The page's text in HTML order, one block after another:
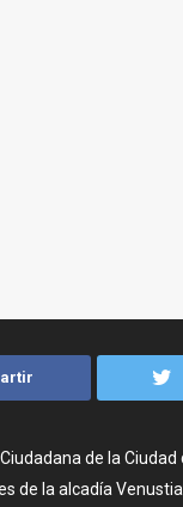
de la
de la alcadía